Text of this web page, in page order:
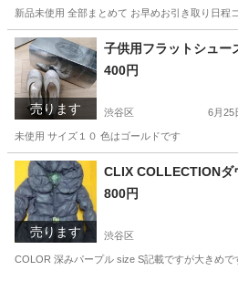
新品未使用 全部まとめて お早めお引き取り日程
東京 渋谷区 ボディケア
売ります
子供用フラットシュー
400円
渋谷区 6月25
未使用 サイズ１０ 色はゴールドです
東京 渋谷区
売ります
CLIX COLLECTION
800円
渋谷区
COLOR 深みパープル size S記載ですが大きめ